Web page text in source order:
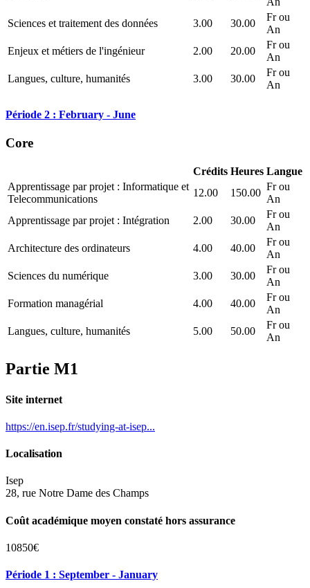
Sciences et traitement des données
3.00 30.00
Fr ou
An
Enjeux et métiers de l'ingénieur
2.00 20.00
Fr ou
An
Langues, culture, humanités
3.00 30.00
Fr ou
An
Période 2 : February - June
Core
Crédits Heures Langue
Apprentissage par projet : Informatique et
Telecommunications
12.00 150.00
Fr ou
An
Apprentissage par projet : Intégration
2.00 30.00
Fr ou
An
Architecture des ordinateurs
4.00 40.00
Fr ou
An
Sciences du numérique
3.00 30.00
Fr ou
An
Formation managérial
4.00 40.00
Fr ou
An
Langues, culture, humanités
5.00 50.00
Fr ou
An
Partie M1
Site internet
https://en.isep.fr/studying-at-isep...
Localisation
Isep
28, rue Notre Dame des Champs
Coût académique moyen constaté hors assurance
10850€
Période 1 : September - January